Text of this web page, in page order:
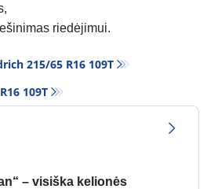
riedėjimui.
215/65 R16 109T
109T
– visiška kelionės